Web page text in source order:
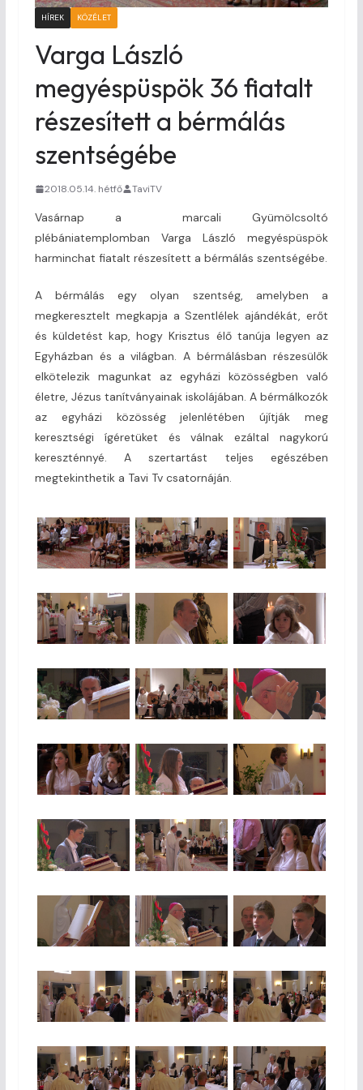
HÍREK KÖZÉLET
Varga László
megyéspüspök 36 fiatalt
részesített a bérmálás
szentségébe
2018.05.14. hétfő TaviTV
Vasárnap a marcali Gyümölcsoltó
plébániatemplomban Varga László megyéspüspök
harminchat fiatalt részesített a bérmálás szentségébe.
A bérmálás egy olyan szentség, amelyben a
megkeresztelt megkapja a Szentlélek ajándékát, erőt
és küldetést kap, hogy Krisztus élő tanúja legyen az
Egyházban és a világban. A bérmálásban részesülők
elkötelezik magunkat az egyházi közösségben való
életre, Jézus tanítványainak iskolájában. A bérmálkozók
az egyházi közösség jelenlétében újítják meg
keresztségi ígéretüket és válnak ezáltal nagykorú
kereszténnyé. A szertartást teljes egészében
megtekinthetik a Tavi Tv csatornáján.